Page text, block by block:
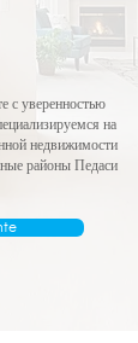
с уверенностью
на
недвижимости
районы Педаси